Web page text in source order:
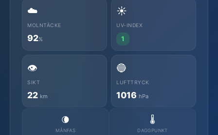
☁️
MOLNTÄCKE
92%
☀️
UV-INDEX
1
👁️
SIKT
22 km
🔵
LUFTTRYCK
1016 hPa
🌘
MÅNFAS
🌡️
DAGGPUNKT